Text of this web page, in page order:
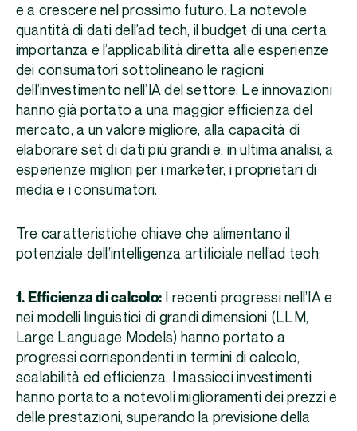
e a crescere nel prossimo futuro. La notevole
quantità di dati dell’ad tech, il budget di una certa
importanza e l’applicabilità diretta alle esperienze
dei consumatori sottolineano le ragioni
dell’investimento nell’IA del settore. Le innovazioni
hanno già portato a una maggior efficienza del
mercato, a un valore migliore, alla capacità di
elaborare set di dati più grandi e, in ultima analisi, a
esperienze migliori per i marketer, i proprietari di
media e i consumatori.
Tre caratteristiche chiave che alimentano il
potenziale dell’intelligenza artificiale nell’ad tech:
1. Efficienza di calcolo: I recenti progressi nell’IA e
nei modelli linguistici di grandi dimensioni (LLM,
Large Language Models) hanno portato a
progressi corrispondenti in termini di calcolo,
scalabilità ed efficienza. I massicci investimenti
hanno portato a notevoli miglioramenti dei prezzi e
delle prestazioni, superando la previsione della